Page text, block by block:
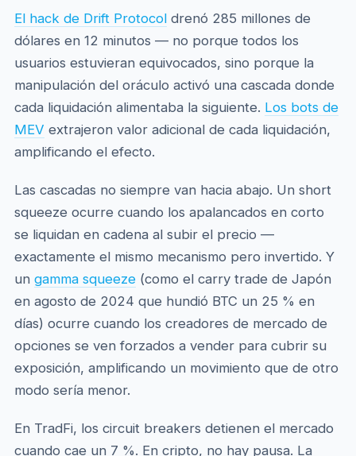
El hack de Drift Protocoldrenó 285 millones de
dólares en 12 minutos — no porque todos los
usuarios estuvieran equivocados, sino porque la
manipulación del oráculo activó una cascada donde
cada liquidación alimentaba la siguiente. Los bots de
MEV extrajeron valor adicional de cada liquidación,
amplificando el efecto.
Las cascadas no siempre van hacia abajo. Un short
squeeze ocurre cuando los apalancados en corto
se liquidan en cadena al subir el precio —
exactamente el mismo mecanismo pero invertido. Y
un gamma squeeze(como el carry trade de Japón
en agosto de 2024 que hundió BTC un 25 % en
días) ocurre cuando los creadores de mercado de
opciones se ven forzados a vender para cubrir su
exposición, amplificando un movimiento que de otro
modo sería menor.
En TradFi, los circuit breakers detienen el mercado
cuando cae un 7 %. En cripto, no hay pausa. La